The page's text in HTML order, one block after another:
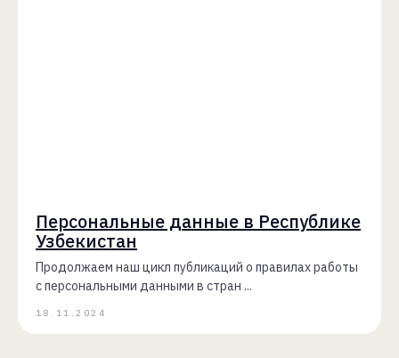
Персональные данные в Республике
Узбекистан
Продолжаем наш цикл публикаций о правилах работы
с персональными данными в стран ...
18.11.2024